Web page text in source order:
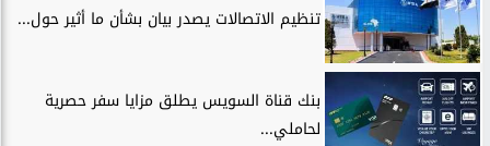
تنظيم الاتصالات يصدر بيان بشأن ما أثير حول...
بنك قناة السويس يطلق مزايا سفر حصرية
لحاملي...